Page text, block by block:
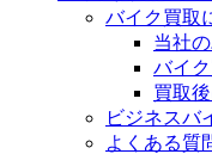
バイク買取
当社
バイ
買取
ビジネスバ
よくある質